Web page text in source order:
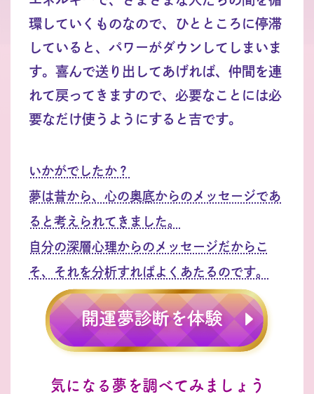
環していくものなので、ひとところに停滞
していると、パワーがダウンしてしまいま
す。喜んで送り出してあげれば、仲間を連
れて戻ってきますので、必要なことには必
要なだけ使うようにすると吉です。
いかがでしたか？
夢は昔から、心の奥底からのメッセージであ
ると考えられてきました。
自分の深層心理からのメッセージだからこ
そ、それを分析すればよくあたるのです。
気になる夢を調べてみましょう